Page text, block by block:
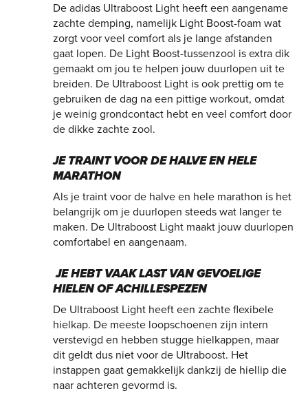
De adidas Ultraboost Light heeft een aangename
zachte demping, namelijk Light Boost-foam wat
zorgt voor veel comfort als je lange afstanden
gaat lopen. De Light Boost-tussenzool is extra dik
gemaakt om jou te helpen jouw duurlopen uit te
breiden. De Ultraboost Light is ook prettig om te
gebruiken de dag na een pittige workout, omdat
je weinig grondcontact hebt en veel comfort door
de dikke zachte zool.
JE TRAINT VOOR DE HALVE EN HELE
MARATHON
Als je traint voor de halve en hele marathon is het
belangrijk om je duurlopen steeds wat langer te
maken. De Ultraboost Light maakt jouw duurlopen
comfortabel en aangenaam.
JE HEBT VAAK LAST VAN GEVOELIGE
HIELEN OF ACHILLESPEZEN
De Ultraboost Light heeft een zachte flexibele
hielkap. De meeste loopschoenen zijn intern
verstevigd en hebben stugge hielkappen, maar
dit geldt dus niet voor de Ultraboost. Het
instappen gaat gemakkelijk dankzij de hiellip die
naar achteren gevormd is.